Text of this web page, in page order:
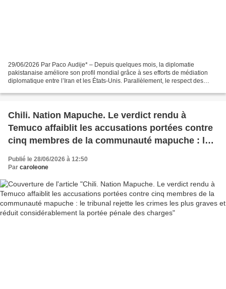
29/06/2026 Par Paco Audije* – Depuis quelques mois, la diplomatie
pakistanaise améliore son profil mondial grâce à ses efforts de médiation
diplomatique entre l’Iran et les États-Unis. Parallèlement, le respect des
Chili. Nation Mapuche. Le verdict rendu à
Temuco affaiblit les accusations portées contre
cinq membres de la communauté mapuche : le
réduit considérablement la portée pénale des
Publié le 28/06/2026 à 12:50
Par caroleone